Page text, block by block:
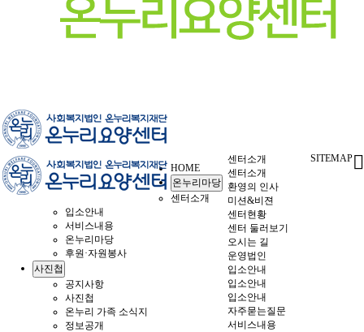
SITEMAP
센터소개
센터소개
환영의 인사
미션&비젼
센터현황
센터 둘러보기
오시는 길
운영법인
입소안내
입소안내
입소안내
자주묻는질문
서비스내용
HOME
온누리마당
센터소개
입소안내
서비스내용
온누리마당
후원·자원봉사
사진첩
공지사항
사진첩
온누리 가족 소식지
정보공개